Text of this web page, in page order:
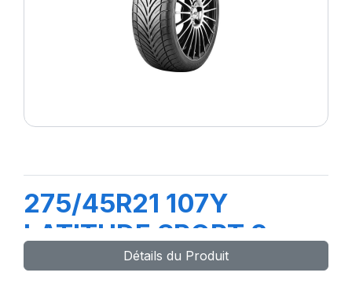
275/45R21 107Y
LATITUDE SPORT 3
(MO)
Détails du Produit